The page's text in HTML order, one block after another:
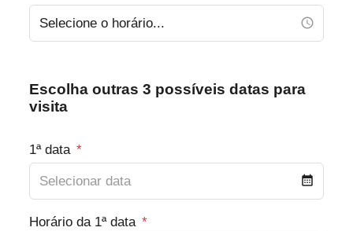
Escolha outras 3 possíveis datas para
visita
1ª data *
Horário da 1ª data *